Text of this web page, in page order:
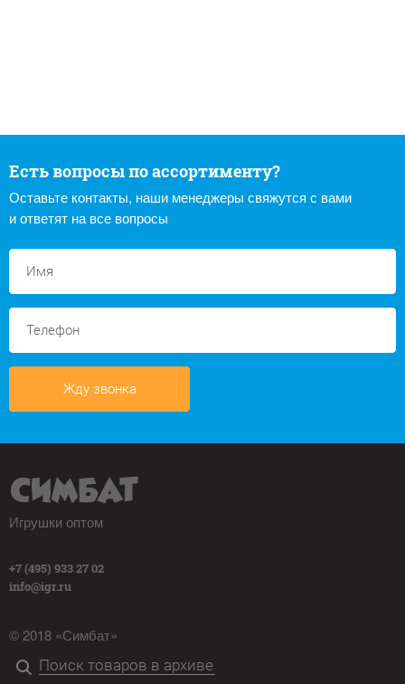
Есть вопросы по ассортименту?
Оставьте контакты, наши менеджеры свяжутся с вами
и ответят на все вопросы
Жду звонка
Игрушки оптом
+7 (495) 933 27 02
info@igr.ru
© 2018 «Симбат»